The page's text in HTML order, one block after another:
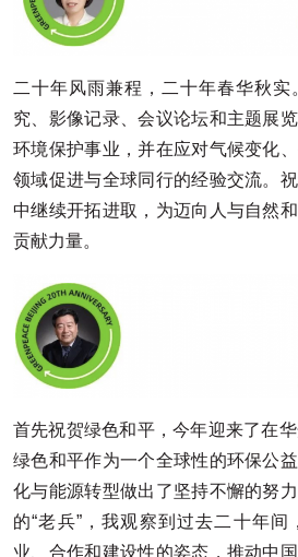
二十年风雨兼程，二十年春华秋
究、影像记录、会议论坛和主题展
环境保护事业，并在应对气候变化
领域促进与全球同行的经验交流。
中继续开拓进取，为迈向人与自然
贡献力量。
首先祝贺绿色和平，今年迎来了在
绿色和平作为一个全球性的环保公
化与能源转型做出了坚持不懈的努
的“老兵”，我观察到过去二十年
业、合作和建设性的姿态，推动中